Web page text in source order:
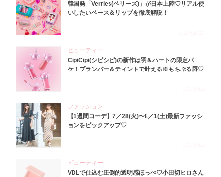
韓国発「Verries(ベリーズ)」が日本上陸♡リアル使
いしたいベース＆リップを徹底解説！
ビューティー
CipiCipi(シピシピ)の新作は羽＆ハートの限定パ
ケ！プランパー＆ティントで叶える※もちぷる唇♡
ファッション
【1週間コーデ】7／28(火)〜8／1(土)最新ファッシ
ョンをピックアップ♡
ビューティー
VDLで仕込む圧倒的透明感ほっぺ♡小田切ヒロさん